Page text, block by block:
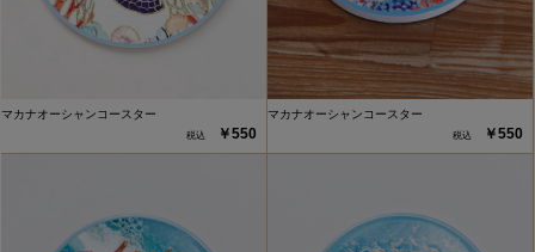
マカナオーシャンコースター
￥550
マカナオーシャンコースター
￥550